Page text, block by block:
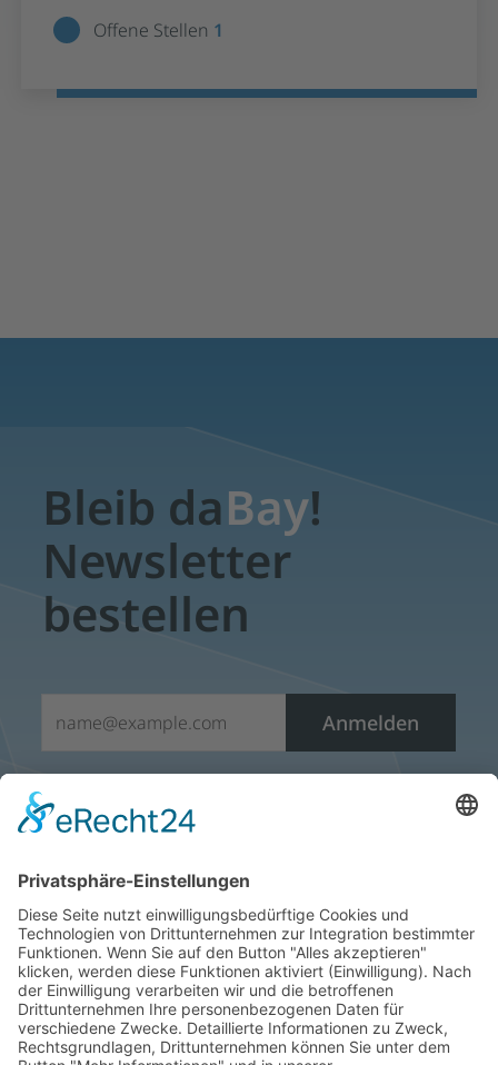
Offene Stellen 1
Bleib daBay!
Newsletter
bestellen
Anmelden
Öffnen Sie einfach einen Newsletter und klicken sie auf
den Abmeldelink, der sich am Ende jedes Newsletters